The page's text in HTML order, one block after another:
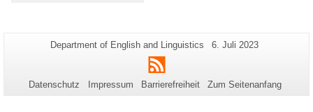
Zusätzliche
Informationen
zu
dieser
Seiten-
Department of English and Linguistics
Letzte
6. Juli 2023
RSS
Datenschutz Impressum Barrierefreiheit Zum Seitenanfang